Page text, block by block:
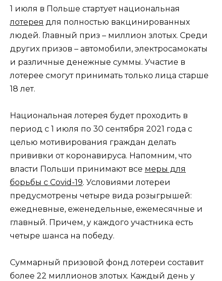
1 июля в Польше стартует национальная
лотерея для полностью вакцинированных
людей. Главный приз – миллион злотых. Среди
других призов – автомобили, электросамокаты
и различные денежные суммы. Участие в
лотерее смогут принимать только лица старше
18 лет.
Национальная лотерея будет проходить в
период с 1 июля по 30 сентября 2021 года с
целью мотивирования граждан делать
прививки от коронавируса. Напомним, что
власти Польши принимают все меры для
борьбы с Covid-19. Условиями лотереи
предусмотрены четыре вида розыгрышей:
ежедневные, еженедельные, ежемесячные и
главный. Причем, у каждого участника есть
четыре шанса на победу.
Суммарный призовой фонд лотереи составит
более 22 миллионов злотых. Каждый день у